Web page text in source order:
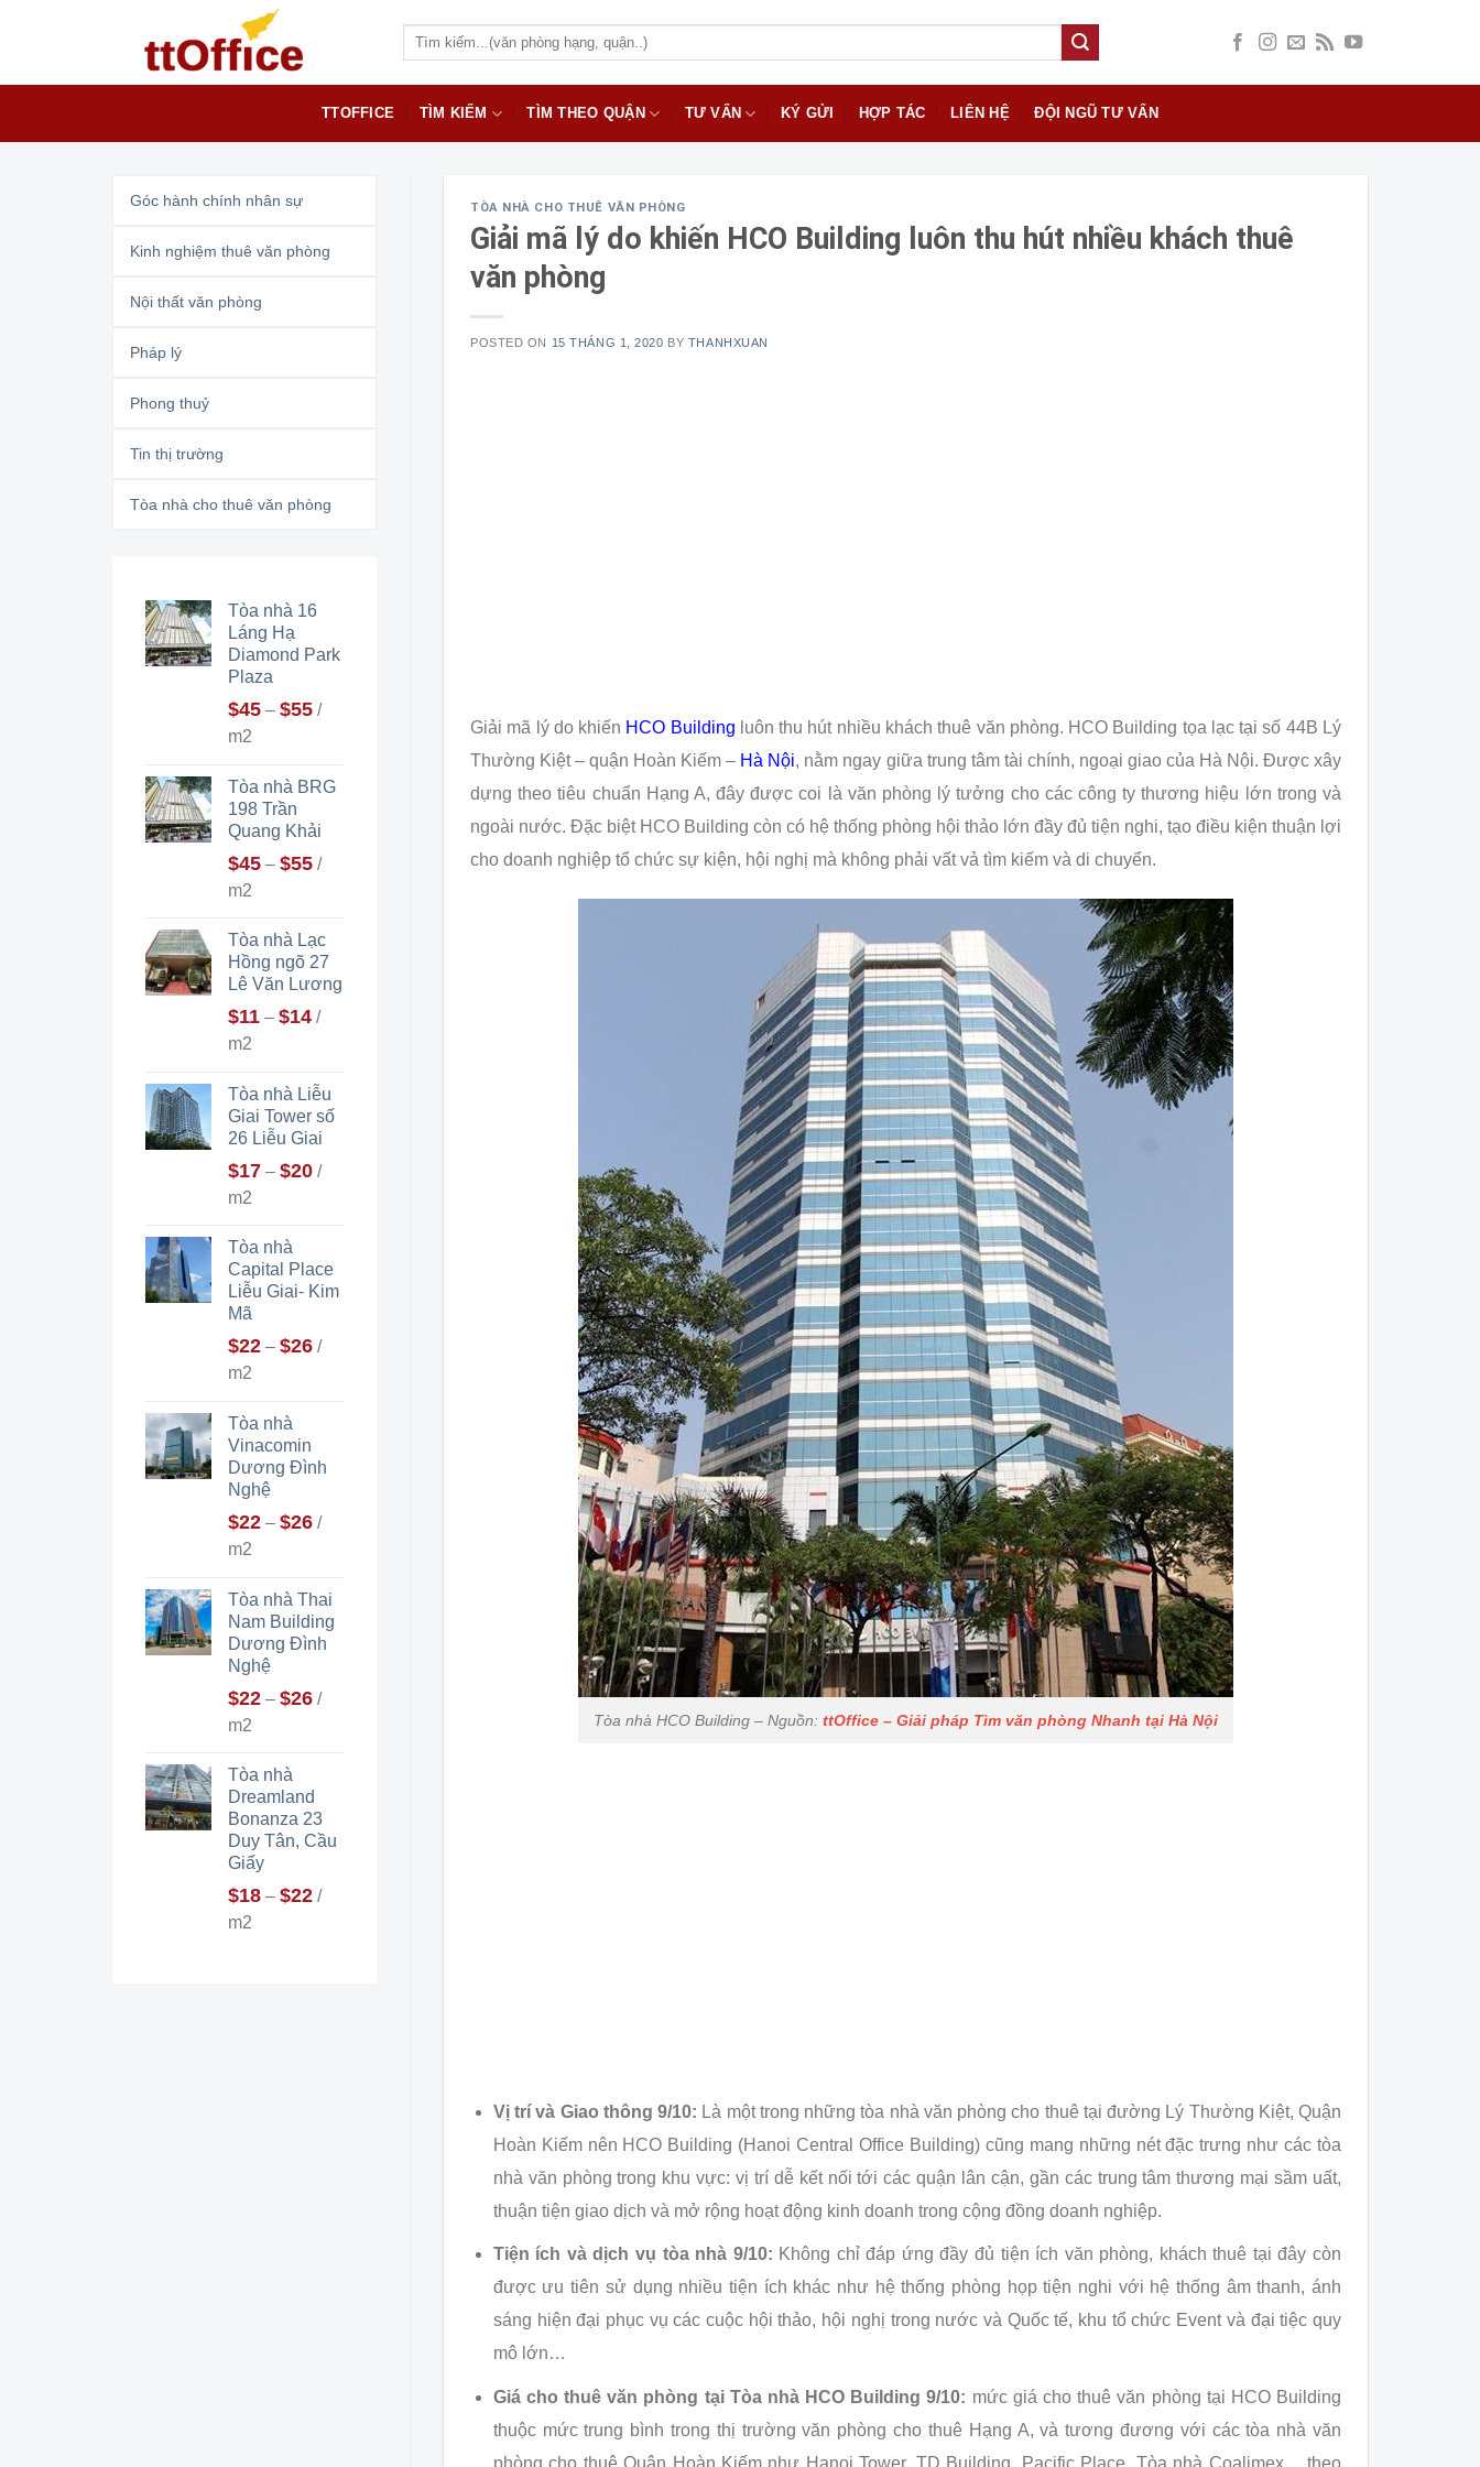
TTOFFICE TÌM KIẾM TÌM THEO QUẬN TƯ VẤN KÝ GỬI HỢP TÁC LIÊN HỆ ĐỘI NGŨ TƯ VẤN
Góc hành chính nhân sự
Kinh nghiệm thuê văn phòng
Nội thất văn phòng
Pháp lý
Phong thuỷ
Tin thị trường
Tòa nhà cho thuê văn phòng
Tòa nhà 16
Láng Hạ
Diamond Park
Plaza
$45 – $55 /
m2
Tòa nhà BRG
198 Trần
Quang Khải
$45 – $55 /
m2
Tòa nhà Lạc
Hồng ngõ 27
Lê Văn Lương
$11 – $14 /
m2
Tòa nhà Liễu
Giai Tower số
26 Liễu Giai
$17 – $20 /
m2
Tòa nhà
Capital Place
Liễu Giai- Kim
Mã
$22 – $26 /
m2
Tòa nhà
Vinacomin
Dương Đình
Nghệ
$22 – $26 /
m2
Tòa nhà Thai
Nam Building
Dương Đình
Nghệ
$22 – $26 /
m2
Tòa nhà
Dreamland
Bonanza 23
Duy Tân, Cầu
Giấy
$18 – $22 /
m2
TÒA NHÀ CHO THUÊ VĂN PHÒNG
Giải mã lý do khiến HCO Building luôn thu hút nhiều khách thuê
văn phòng
POSTED ON 15 THÁNG 1, 2020 BY THANHXUAN
Giải mã lý do khiến HCO Building luôn thu hút nhiều khách thuê văn phòng. HCO Building tọa lạc tại số 44B Lý
Thường Kiệt – quận Hoàn Kiếm – Hà Nội, nằm ngay giữa trung tâm tài chính, ngoại giao của Hà Nội. Được xây
dựng theo tiêu chuẩn Hạng A, đây được coi là văn phòng lý tưởng cho các công ty thương hiệu lớn trong và
ngoài nước. Đặc biệt HCO Building còn có hệ thống phòng hội thảo lớn đầy đủ tiện nghi, tạo điều kiện thuận lợi
cho doanh nghiệp tổ chức sự kiện, hội nghị mà không phải vất vả tìm kiếm và di chuyển.
Tòa nhà HCO Building – Nguồn: ttOffice – Giải pháp Tìm văn phòng Nhanh tại Hà Nội
Vị trí và Giao thông 9/10: Là một trong những tòa nhà văn phòng cho thuê tại đường Lý Thường Kiệt, Quận
Hoàn Kiếm nên HCO Building (Hanoi Central Office Building) cũng mang những nét đặc trưng như các tòa
nhà văn phòng trong khu vực: vị trí dễ kết nối tới các quận lân cận, gần các trung tâm thương mại sầm uất,
thuận tiện giao dịch và mở rộng hoạt động kinh doanh trong cộng đồng doanh nghiệp.
Tiện ích và dịch vụ tòa nhà 9/10: Không chỉ đáp ứng đầy đủ tiện ích văn phòng, khách thuê tại đây còn
được ưu tiên sử dụng nhiều tiện ích khác như hệ thống phòng họp tiện nghi với hệ thống âm thanh, ánh
sáng hiện đại phục vụ các cuộc hội thảo, hội nghị trong nước và Quốc tế, khu tổ chức Event và đại tiệc quy
mô lớn…
Giá cho thuê văn phòng tại Tòa nhà HCO Building 9/10: mức giá cho thuê văn phòng tại HCO Building
thuộc mức trung bình trong thị trường văn phòng cho thuê Hạng A, và tương đương với các tòa nhà văn
phòng cho thuê Quận Hoàn Kiếm như Hanoi Tower, TD Building, Pacific Place, Tòa nhà Coalimex… theo